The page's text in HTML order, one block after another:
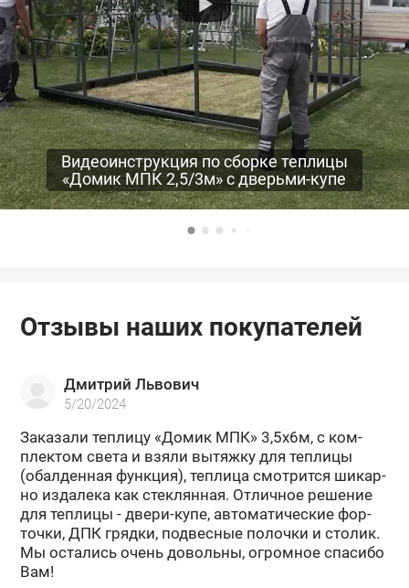
Видеоинструкция по сборке теплицы
«Домик МПК 2,5/3м» с дверьми-купе
Отзывы наших покупателей
Дмитрий Львович
5/20/2024
За­ка­за­ли теп­ли­цу «Домик МПК» 3,5х6м, с ком­
плек­том света и взяли вы­тяж­ку для теп­ли­цы
(обал­ден­ная функ­ция), теп­ли­ца смот­рит­ся ши­кар­
но из­да­ле­ка как стек­лян­ная. От­лич­ное ре­ше­ние
для теп­ли­цы - двери-​купе, ав­то­ма­ти­че­ские фор­
точ­ки, ДПК гряд­ки, под­вес­ные по­лоч­ки и сто­лик.
Мы оста­лись очень до­воль­ны, огром­ное спа­си­бо
Вам!